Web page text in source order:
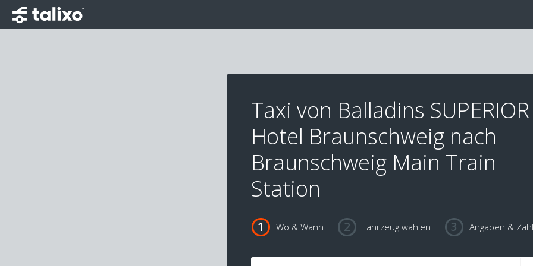
Taxi von Balladins SUPERIOR
Hotel Braunschweig nach
Braunschweig Main Train
Station
Wo & Wann Fahrzeug wählen Angaben &